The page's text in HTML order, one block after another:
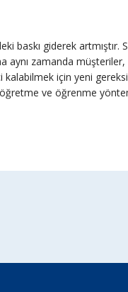
baskı giderek
aynı zamanda
için yeni
ve öğrenme